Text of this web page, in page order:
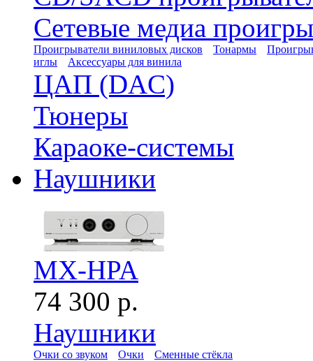
Сетевые медиа
Проигрыватели виниловых дисков Тонармы
иглы
Аксессуары для винила
ЦАП (DAC)
Тюнеры
Караоке-системы
Наушники
MX-HPA
74 300 р.
Наушники
Очки со звуком Очки Сменные стёкла